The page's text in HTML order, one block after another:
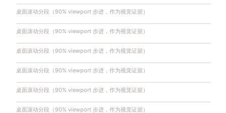
桌面滚动分段（90% viewport 步进，作为视觉证据）
桌面滚动分段（90% viewport 步进，作为视觉证据）
桌面滚动分段（90% viewport 步进，作为视觉证据）
桌面滚动分段（90% viewport 步进，作为视觉证据）
桌面滚动分段（90% viewport 步进，作为视觉证据）
桌面滚动分段（90% viewport 步进，作为视觉证据）